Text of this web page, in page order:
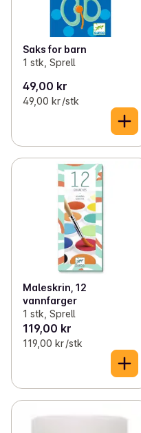
Saks for barn
1 stk, Sprell
49,00 kr
49,00 kr /stk
Maleskrin, 12
vannfarger
1 stk, Sprell
119,00 kr
119,00 kr /stk